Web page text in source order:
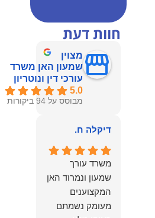
חוות דעת
מצוין
שמעון האן משרד
עורכי דין ונוטריון
5.0
מבוסס על 94 ביקורות
דיקלה ח.
משרד עורך
שמעון ונמרוד האן
המקצוענים
מעומק נשמתם